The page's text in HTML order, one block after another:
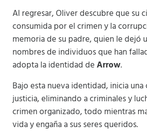
Al regresar, Oliver descubre que su
consumida por el crimen y la
memoria de su padre, quien le dejó
nombres de individuos que han
adopta la identidad deArrow.
Bajo esta nueva identidad, inicia una
justicia, eliminando a criminales y
crimen organizado, todo mientras
vida y engaña a sus seres queridos.